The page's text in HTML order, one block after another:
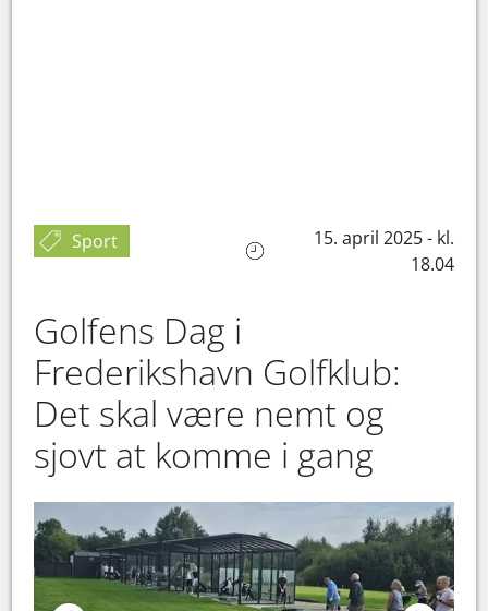
Sport
15. april 2025 - kl.
18.04
Golfens Dag i
Frederikshavn Golfklub:
Det skal være nemt og
sjovt at komme i gang